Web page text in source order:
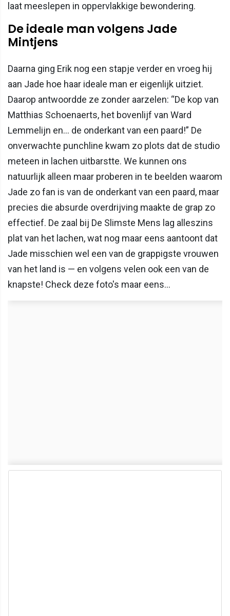
laat meeslepen in oppervlakkige bewondering.
De ideale man volgens Jade
Mintjens
Daarna ging Erik nog een stapje verder en vroeg hij
aan Jade hoe haar ideale man er eigenlijk uitziet.
Daarop antwoordde ze zonder aarzelen: “De kop van
Matthias Schoenaerts, het bovenlijf van Ward
Lemmelijn en… de onderkant van een paard!” De
onverwachte punchline kwam zo plots dat de studio
meteen in lachen uitbarstte. We kunnen ons
natuurlijk alleen maar proberen in te beelden waarom
Jade zo fan is van de onderkant van een paard, maar
precies die absurde overdrijving maakte de grap zo
effectief. De zaal bij De Slimste Mens lag alleszins
plat van het lachen, wat nog maar eens aantoont dat
Jade misschien wel een van de grappigste vrouwen
van het land is — en volgens velen ook een van de
knapste! Check deze foto's maar eens...